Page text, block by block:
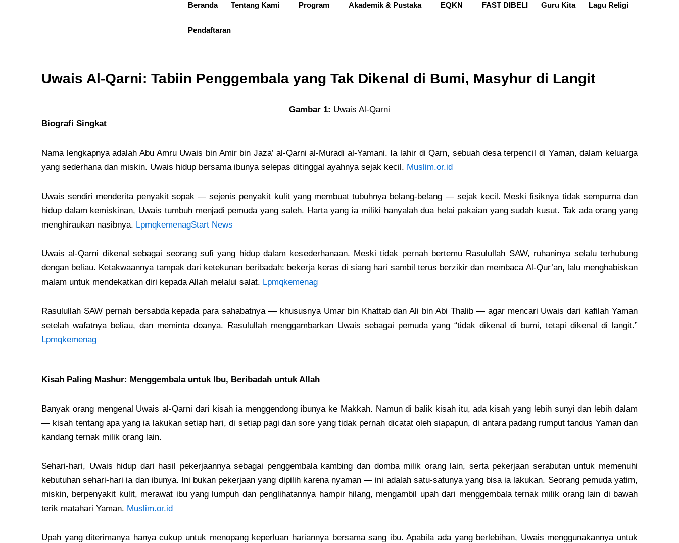
Beranda Tentang Kami Program Akademik & Pustaka EQKN FAST DIBELI Guru Kita Lagu Religi
Pendaftaran
Uwais Al-Qarni: Tabiin Penggembala yang Tak Dikenal di Bumi, Masyhur di Langit
Gambar 1: Uwais Al-Qarni
Biografi Singkat
Nama lengkapnya adalah Abu Amru Uwais bin Amir bin Jaza’ al-Qarni al-Muradi al-Yamani. Ia lahir di Qarn, sebuah desa terpencil di Yaman, dalam keluarga
yang sederhana dan miskin. Uwais hidup bersama ibunya selepas ditinggal ayahnya sejak kecil. Muslim.or.id
Uwais sendiri menderita penyakit sopak — sejenis penyakit kulit yang membuat tubuhnya belang-belang — sejak kecil. Meski fisiknya tidak sempurna dan
hidup dalam kemiskinan, Uwais tumbuh menjadi pemuda yang saleh. Harta yang ia miliki hanyalah dua helai pakaian yang sudah kusut. Tak ada orang yang
menghiraukan nasibnya. LpmqkemenagStart News
Uwais al-Qarni dikenal sebagai seorang sufi yang hidup dalam kesederhanaan. Meski tidak pernah bertemu Rasulullah SAW, ruhaninya selalu terhubung
dengan beliau. Ketakwaannya tampak dari ketekunan beribadah: bekerja keras di siang hari sambil terus berzikir dan membaca Al-Qur’an, lalu menghabiskan
malam untuk mendekatkan diri kepada Allah melalui salat. Lpmqkemenag
Rasulullah SAW pernah bersabda kepada para sahabatnya — khususnya Umar bin Khattab dan Ali bin Abi Thalib — agar mencari Uwais dari kafilah Yaman
setelah wafatnya beliau, dan meminta doanya. Rasulullah menggambarkan Uwais sebagai pemuda yang “tidak dikenal di bumi, tetapi dikenal di langit.”
Lpmqkemenag
Kisah Paling Mashur: Menggembala untuk Ibu, Beribadah untuk Allah
Banyak orang mengenal Uwais al-Qarni dari kisah ia menggendong ibunya ke Makkah. Namun di balik kisah itu, ada kisah yang lebih sunyi dan lebih dalam
— kisah tentang apa yang ia lakukan setiap hari, di setiap pagi dan sore yang tidak pernah dicatat oleh siapapun, di antara padang rumput tandus Yaman dan
kandang ternak milik orang lain.
Sehari-hari, Uwais hidup dari hasil pekerjaannya sebagai penggembala kambing dan domba milik orang lain, serta pekerjaan serabutan untuk memenuhi
kebutuhan sehari-hari ia dan ibunya. Ini bukan pekerjaan yang dipilih karena nyaman — ini adalah satu-satunya yang bisa ia lakukan. Seorang pemuda yatim,
miskin, berpenyakit kulit, merawat ibu yang lumpuh dan penglihatannya hampir hilang, mengambil upah dari menggembala ternak milik orang lain di bawah
terik matahari Yaman. Muslim.or.id
Upah yang diterimanya hanya cukup untuk menopang keperluan hariannya bersama sang ibu. Apabila ada yang berlebihan, Uwais menggunakannya untuk